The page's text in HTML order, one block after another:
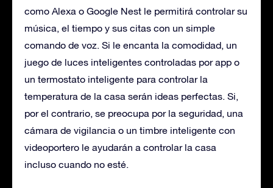
como Alexa o Google Nest le permitirá controlar su
música, el tiempo y sus citas con un simple
comando de voz. Si le encanta la comodidad, un
juego de luces inteligentes controladas por app o
un termostato inteligente para controlar la
temperatura de la casa serán ideas perfectas. Si,
por el contrario, se preocupa por la seguridad, una
cámara de vigilancia o un timbre inteligente con
videoportero le ayudarán a controlar la casa
incluso cuando no esté.